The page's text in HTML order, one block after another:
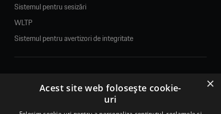
Sistemul pentru sesizări
WLTP
Sistemul pentru avertizori de integritate
© 2026. Porsche Inter Auto Romania. Toate drepturile rezervate.
Porsche Inter Auto Romania SRL
×
Acest site web folosește cookie-
uri